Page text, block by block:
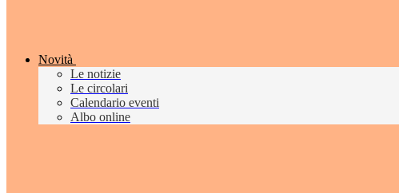
Novità
Le notizie
Le circolari
Calendario eventi
Albo online